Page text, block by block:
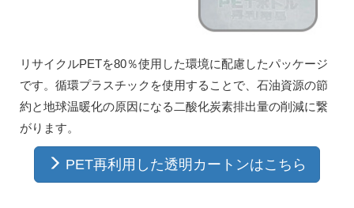
リサイクルPETを80％使用した環境に配慮したパッケージ
です。循環プラスチックを使用することで、石油資源の節
約と地球温暖化の原因になる二酸化炭素排出量の削減に繋
がります。
PET再利用した透明カートンはこちら